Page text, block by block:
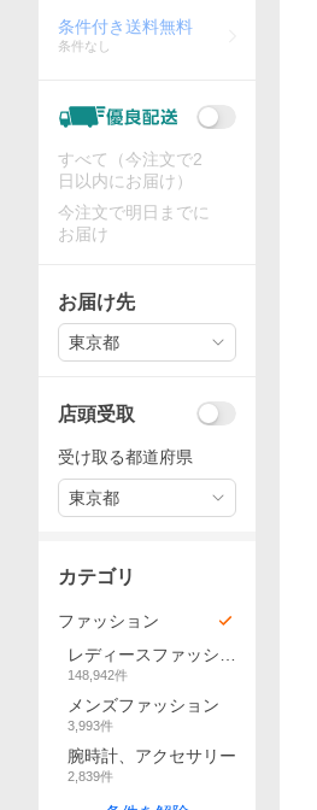
条件付き送料無料
条件なし
すべて（今注文で2
日以内にお届け）
今注文で明日までに
お届け
お届け先
東京都
店頭受取
受け取る都道府県
東京都
カテゴリ
ファッション
レディースファッショ
ン
148,942件
メンズファッション
3,993件
腕時計、アクセサリー
2,839件